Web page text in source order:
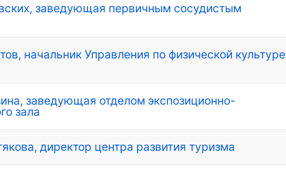
заведующая первичным сосудистым
начальник Управления по физической культуре
заведующая отделом экспозиционно-
зала
директор центра развития туризма